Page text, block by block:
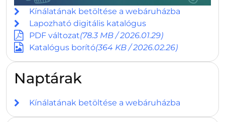
Kínálatának betöltése a webáruházba
Lapozható digitális katalógus
PDF változat(78.3 MB / 2026.01.29)
Katalógus borító(364 KB / 2026.02.26)
Naptárak
Kínálatának betöltése a webáruházba